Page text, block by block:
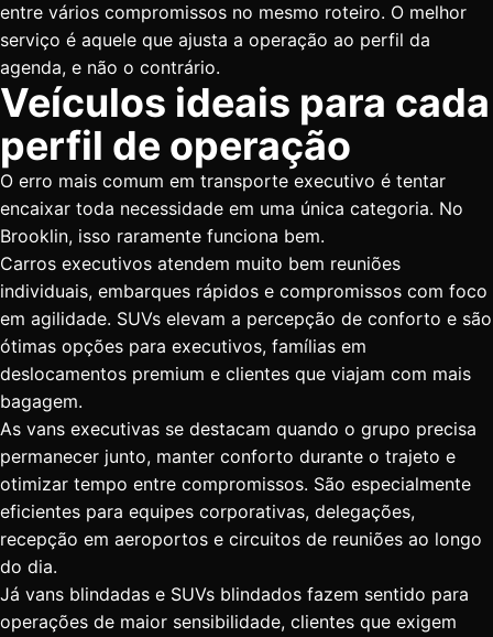
entre vários compromissos no mesmo roteiro. O melhor
serviço é aquele que ajusta a operação ao perfil da
agenda, e não o contrário.
Veículos ideais para cada
perfil de operação
O erro mais comum em transporte executivo é tentar
encaixar toda necessidade em uma única categoria. No
Brooklin, isso raramente funciona bem.
Carros executivos atendem muito bem reuniões
individuais, embarques rápidos e compromissos com foco
em agilidade. SUVs elevam a percepção de conforto e são
ótimas opções para executivos, famílias em
deslocamentos premium e clientes que viajam com mais
bagagem.
As vans executivas se destacam quando o grupo precisa
permanecer junto, manter conforto durante o trajeto e
otimizar tempo entre compromissos. São especialmente
eficientes para equipes corporativas, delegações,
recepção em aeroportos e circuitos de reuniões ao longo
do dia.
Já vans blindadas e SUVs blindados fazem sentido para
operações de maior sensibilidade, clientes que exigem